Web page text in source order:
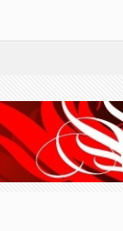
pacientes do SUS